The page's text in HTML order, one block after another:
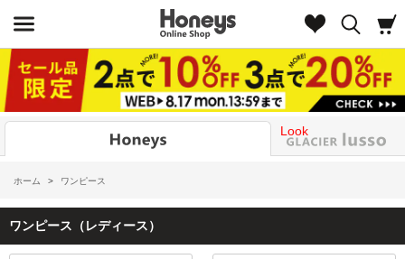
Look
ホーム > ワンピース
ワンピース（レディース）